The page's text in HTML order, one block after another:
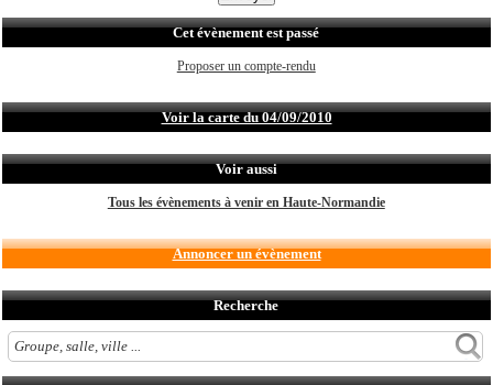
Cet évènement est passé
Proposer un compte-rendu
Voir la carte du 04/09/2010
Voir aussi
Tous les évènements à venir en Haute-Normandie
Annoncer un évènement
Recherche